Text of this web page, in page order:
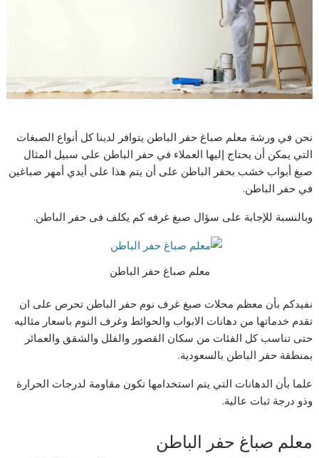
نحن في ورشة معلم صباغ حفر الباطن يتوافر لدينا كل أنواع الصبغات
التي يمكن أن يحتاج إليها العملاء في حفر الباطن على سبيل المثال
صبغ أبواب خشب بحفر الباطن على أن يتم هذا على أيدي أمهر صباغين
في حفر الباطن.
وبالنسبة للإجابة على سؤال صبغ غرفه كم يكلف فى حفر الباطن.
معلم صباغ حفر الباطن
نفيدكم بأن معظم محلات صبغ غرف نوم حفر الباطن تحرص على ان
تقدم خدماتها من دهانات الابواب والحوائط وغرف النوم باسعار مثاليه
حتى تناسب كل الفئات من سكان القصور والفلل والشقق والعمائر
بمنطقة حفر الباطن بالسعودية.
علما بأن الدهانات التي يتم استخدامها تكون مقاومة لدرجات الحرارة
وذو درجة ثبات عالية.
معلم صباغ حفر الباطن